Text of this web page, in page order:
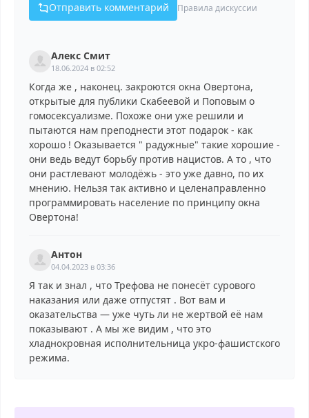
Отправить комментарий Правила дискуссии
Алекс Смит
18.06.2024 в 02:52
Когда же , наконец. закроются окна Овертона,
открытые для публики Скабеевой и Поповым о
гомосексуализме. Похоже они уже решили и
пытаются нам преподнести этот подарок - как
хорошо ! Оказывается " радужные" такие хорошие -
они ведь ведут борьбу против нацистов. А то , что
они растлевают молодёжь - это уже давно, по их
мнению. Нельзя так активно и целенаправленно
программировать население по принципу окна
Овертона!
Антон
04.04.2023 в 03:36
Я так и знал , что Трефова не понесёт сурового
наказания или даже отпустят . Вот вам и
оказательства — уже чуть ли не жертвой её нам
показывают . А мы же видим , что это
хладнокровная исполнительница укро-фашистского
режима.